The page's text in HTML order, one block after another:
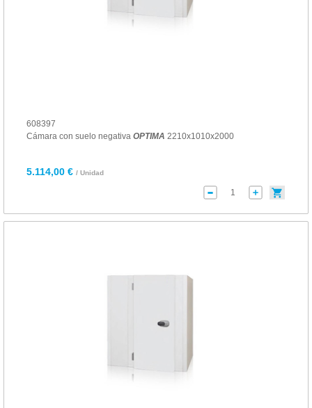
608397
Cámara con suelo negativa OPTIMA 2210x1010x2000
5.114,00 € / Unidad